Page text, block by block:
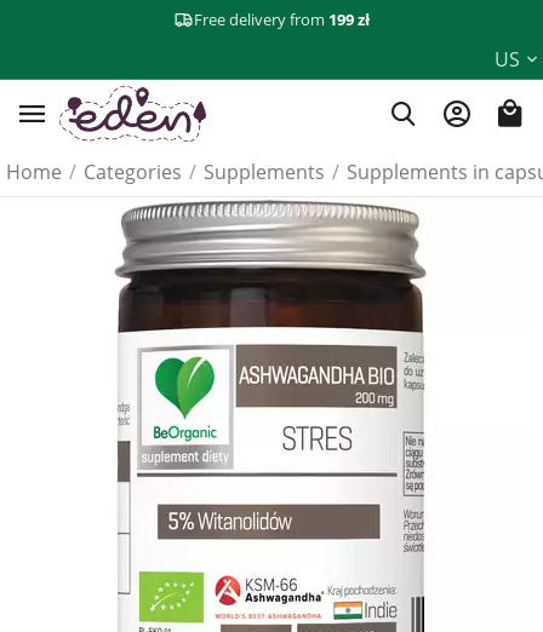
Free delivery from 199 zł
US
Home / Categories / Supplements / Supplements in